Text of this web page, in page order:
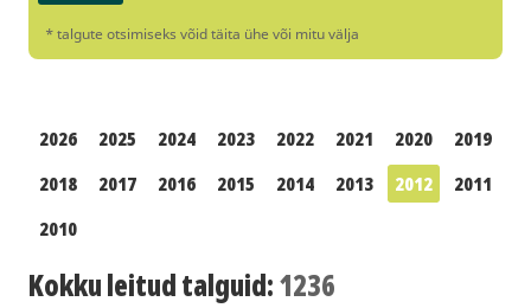
* talgute otsimiseks võid täita ühe või mitu välja
2026 2025 2024 2023 2022 2021 2020
2019
2018
2017 2016 2015 2014 2013 2012
2011
2010
Kokku leitud talguid:1236